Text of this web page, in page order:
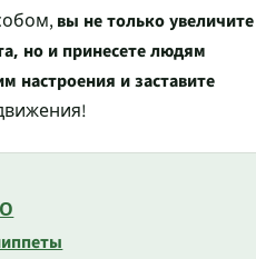
вы не только увеличите
но и принесете людям
настроения и заставите